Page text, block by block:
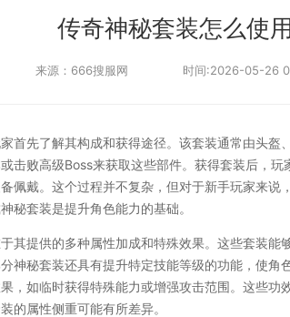
传奇神秘套装怎么使用
来源：666搜服网 时间:2026-05-26
首先了解其构成和获得途径。该套装通常由头盔
击败高级Boss来获取这些部件。获得套装后，
佩戴。这个过程并不复杂，但对于新手玩家来说
秘套装是提升角色能力的基础。
其提供的多种属性加成和特殊效果。这些套装能
神秘套装还具有提升特定技能等级的功能，使角
，如临时获得特殊能力或增强攻击范围。这些功
的属性侧重可能有所差异。